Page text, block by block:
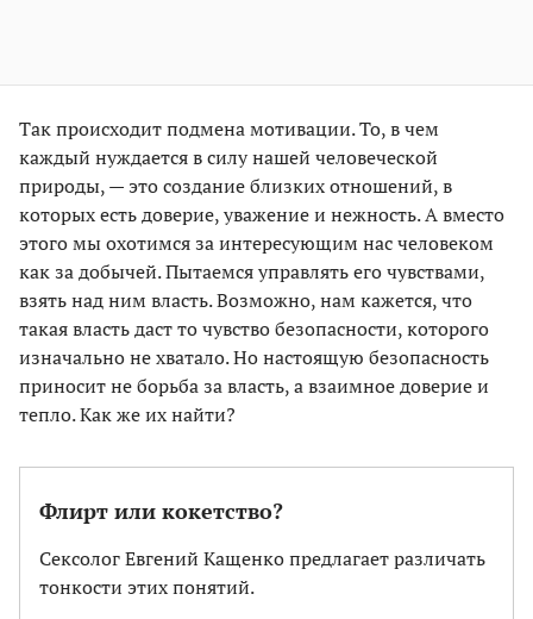
Так происходит подмена мотивации. То, в чем
каждый нуждается в силу нашей человеческой
природы, — это создание близких отношений, в
которых есть доверие, уважение и нежность. А вместо
этого мы охотимся за интересующим нас человеком
как за добычей. Пытаемся управлять его чувствами,
взять над ним власть. Возможно, нам кажется, что
такая власть даст то чувство безопасности, которого
изначально не хватало. Но настоящую безопасность
приносит не борьба за власть, а взаимное доверие и
тепло. Как же их найти?
Флирт или кокетство?
Сексолог Евгений Кащенко предлагает различать
тонкости этих понятий.